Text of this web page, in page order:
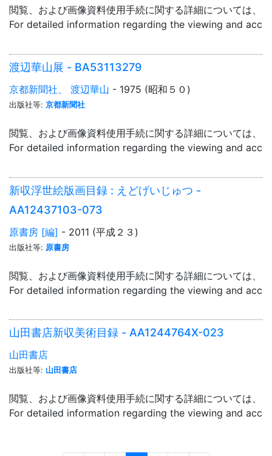
閲覧、および画像資料使用手続に関する詳細については、「
For detailed information regarding the viewing and
渡辺華山展 - BA53113279
京都新聞社、 渡辺華山 - 1975 (昭和５０)
出版社等: 京都新聞社
閲覧、および画像資料使用手続に関する詳細については、「
For detailed information regarding the viewing and
新収浮世絵版画目録 : えどげいじゅつ -
AA12437103-073
原書房 [編] - 2011 (平成２３)
出版社等: 原書房
閲覧、および画像資料使用手続に関する詳細については、「
For detailed information regarding the viewing and
山田書店新収美術目録 - AA1244764X-023
山田書店
出版社等: 山田書店
閲覧、および画像資料使用手続に関する詳細については、「
For detailed information regarding the viewing and